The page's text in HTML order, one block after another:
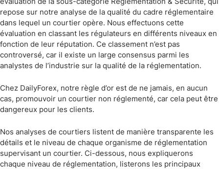
repose sur notre analyse de la qualité du cadre réglementaire
dans lequel un courtier opère. Nous effectuons cette
évaluation en classant les régulateurs en différents niveaux en
fonction de leur réputation. Ce classement n’est pas
controversé, car il existe un large consensus parmi les
analystes de l’industrie sur la qualité de la réglementation.
Chez DailyForex, notre règle d’or est de ne jamais, en aucun
cas, promouvoir un courtier non réglementé, car cela peut être
dangereux pour les clients.
Nos analyses de courtiers listent de manière transparente les
détails et le niveau de chaque organisme de réglementation
supervisant un courtier. Ci-dessous, nous expliquerons
chaque niveau de réglementation, listerons les principaux